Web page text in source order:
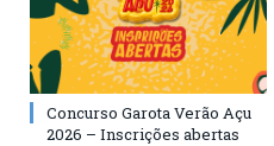
Concurso Garota Verão Açu
2026 – Inscrições abertas